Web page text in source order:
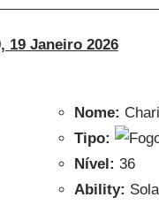
19 Janeiro 2026
Nome:
Tipo:
Nível: 36
Ability: